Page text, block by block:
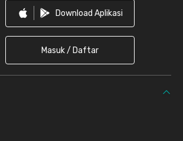
Download Aplikasi
Masuk / Daftar